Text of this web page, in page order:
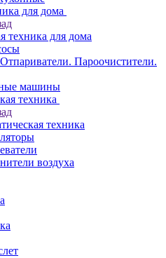
для дома
техника для дома
Пароочистители.
машины
техника
техника
воздуха